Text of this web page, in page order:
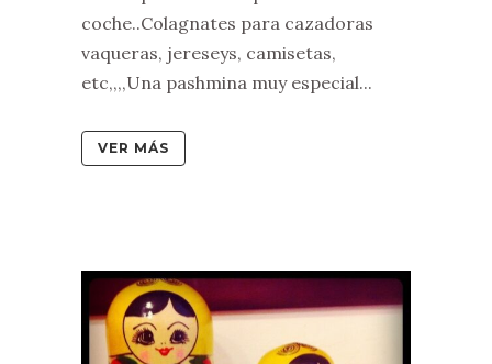
coche..Colagnates para cazadoras
vaqueras, jereseys, camisetas,
etc,,,,Una pashmina muy especial...
VER MÁS